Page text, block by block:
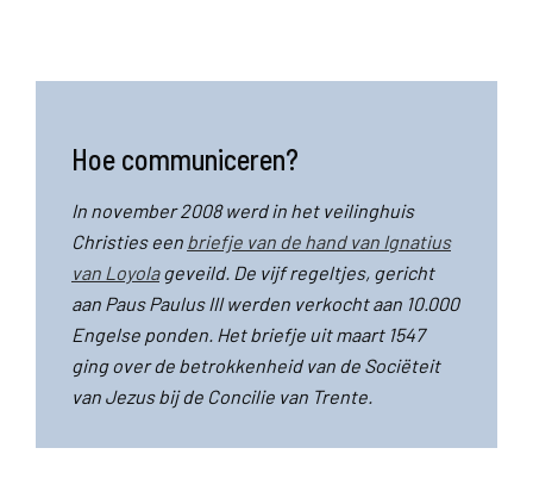
Hoe communiceren?
In november 2008 werd in het veilinghuis
Christies een briefje van de hand van Ignatius
van Loyolageveild. De vijf regeltjes, gericht
aan Paus Paulus III werden verkocht aan 10.000
Engelse ponden. Het briefje uit maart 1547
ging over de betrokkenheid van de Sociëteit
van Jezus bij de Concilie van Trente.